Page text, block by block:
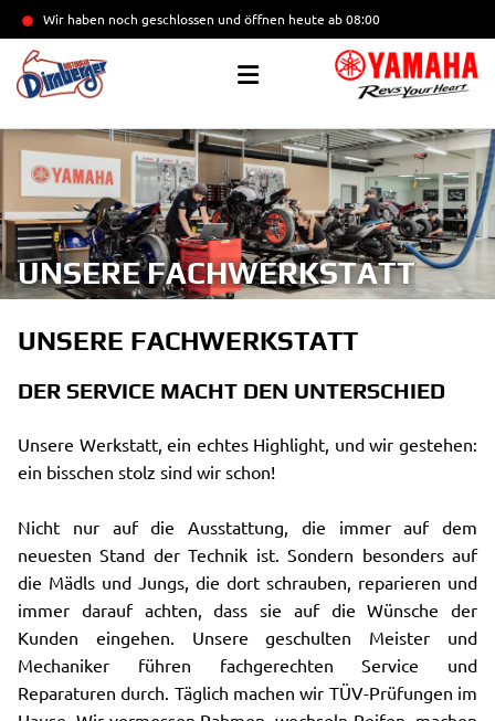
Wir haben noch geschlossen und öffnen heute ab 08:00
UNSERE FACHWERKSTATT
UNSERE FACHWERKSTATT
DER SERVICE MACHT DEN UNTERSCHIED
Unsere Werkstatt, ein echtes Highlight, und wir gestehen:
ein bisschen stolz sind wir schon!
Nicht nur auf die Ausstattung, die immer auf dem
neuesten Stand der Technik ist. Sondern besonders auf
die Mädls und Jungs, die dort schrauben, reparieren und
immer darauf achten, dass sie auf die Wünsche der
Kunden eingehen. Unsere geschulten Meister und
Mechaniker führen fachgerechten Service und
Reparaturen durch. Täglich machen wir TÜV-Prüfungen im